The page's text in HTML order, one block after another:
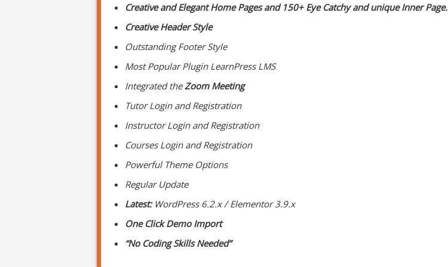
Creative and Elegant Home Pages and 150+Eye Catchy and unique Inner Page.
Creative Header Style
Outstanding Footer Style
Most Popular Plugin LearnPressLMS
Integrated the Zoom Meeting
Tutor Login and Registration
Instructor Login and Registration
Courses Login and Registration
Powerful Theme Options
Regular Update
Latest:WordPress 6.2.x / Elementor 3.9.x
One Click Demo Import
“No Coding Skills Needed”